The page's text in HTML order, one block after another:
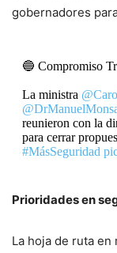
gobernadores
🔵 Compromiso
La ministra
reunieron con la
para cerrar
#MásSeguridad
(@min_interior)
Prioridades en
La hoja de ruta